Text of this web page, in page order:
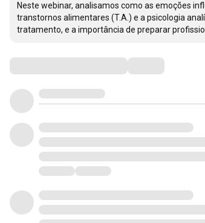
Neste webinar, analisamos como as emoções
transtornos alimentares (T.A.) e a psicologia
tratamento, e a importância de preparar